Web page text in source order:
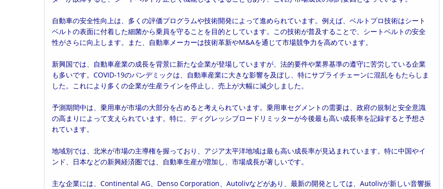
自動車の安全性向上は、多くの評価プログラムや技術開発によって進められています。例えば、ベルトプロ技術はシート
ベルトの表面に付着した細菌から乗員を守ることを目的としています。この技術が普及することで、シートベルトの安全
性がさらに向上します。また、自動車メーカーは技術革新やM&Aを通じて市場競争力を高めています。
新興国では、自動車産業の成長を背景に新たな企業が登場していますが、法的要件や業界基準の遵守に苦労している企業
も多いです。COVID-19のパンデミックは、自動車産業に大きな影響を及ぼし、特にサプライチェーンに混乱をもたらしま
した。これにより多くの企業が生産ラインを停止し、売上が大幅に減少しました。
予測期間中は、乗用車が市場の大部分を占めると考えられています。乗用車セグメントの需要は、政府の規制と安全意識
の高まりによって支えられています。特に、ディグレッシブロードリミッターが今後最も高い成長率を記録すると予想さ
れています。
地域別では、北米が市場の主導権を握っており、アジア太平洋地域は最も高い成長率が見込まれています。特に中国やイ
ンド、日本などの新興経済圏では、自動車生産が増加し、市場成長が著しいです。
主な企業には、Continental AG、Denso Corporation、Autolivなどがあり、最新の開発としては、Autolivが新しい音響振